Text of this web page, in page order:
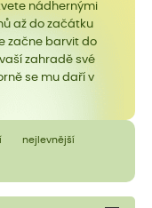
nádhernými
až do začátku
začne barvit do
zahradě své
se mu daří v
nejlevnější